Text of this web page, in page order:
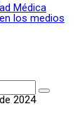
Médica
los medios
2024